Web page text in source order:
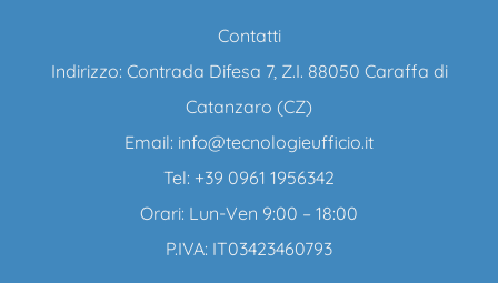
Contatti
Indirizzo: Contrada Difesa 7, Z.I. 88050 Caraffa di
Catanzaro (CZ)
Email: info@tecnologieufficio.it
Tel: +39 0961 1956342
Orari: Lun-Ven 9:00 – 18:00
P.IVA: IT03423460793